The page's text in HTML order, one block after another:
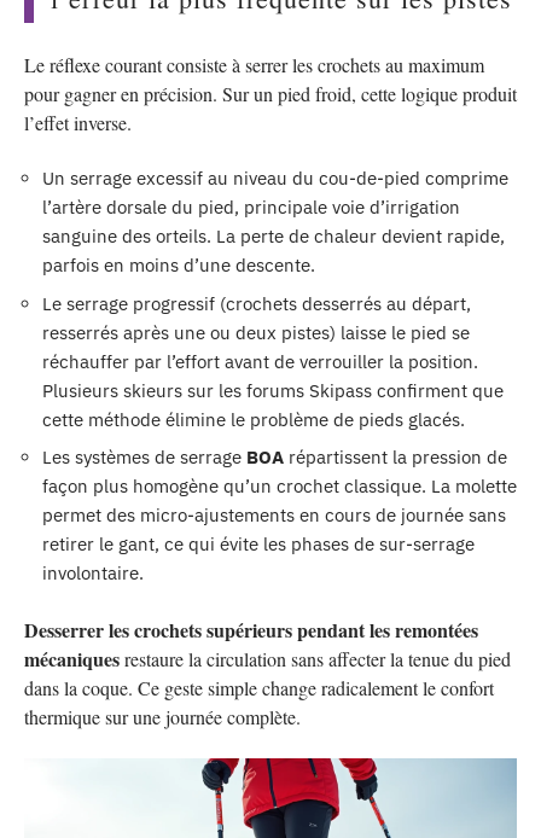
Le réflexe courant consiste à serrer les crochets au maximum
pour gagner en précision. Sur un pied froid, cette logique produit
l’effet inverse.
Un serrage excessif au niveau du cou-de-pied comprime
l’artère dorsale du pied, principale voie d’irrigation
sanguine des orteils. La perte de chaleur devient rapide,
parfois en moins d’une descente.
Le serrage progressif (crochets desserrés au départ,
resserrés après une ou deux pistes) laisse le pied se
réchauffer par l’effort avant de verrouiller la position.
Plusieurs skieurs sur les forums Skipass confirment que
cette méthode élimine le problème de pieds glacés.
Les systèmes de serrage BOA répartissent la pression de
façon plus homogène qu’un crochet classique. La molette
permet des micro-ajustements en cours de journée sans
retirer le gant, ce qui évite les phases de sur-serrage
involontaire.
Desserrer les crochets supérieurs pendant les remontées
mécaniquesrestaure la circulation sans affecter la tenue du pied
dans la coque. Ce geste simple change radicalement le confort
thermique sur une journée complète.